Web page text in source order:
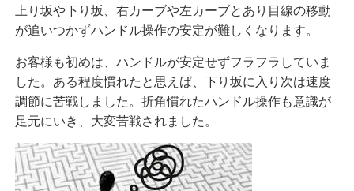
上り坂や下り坂、右カーブや左カーブとあり目線の移動
が追いつかずハンドル操作の安定が難しくなります。
お客様も初めは、ハンドルが安定せずフラフラしていま
した。ある程度慣れたと思えば、下り坂に入り次は速度
調節に苦戦しました。折角慣れたハンドル操作も意識が
足元にいき、大変苦戦されました。